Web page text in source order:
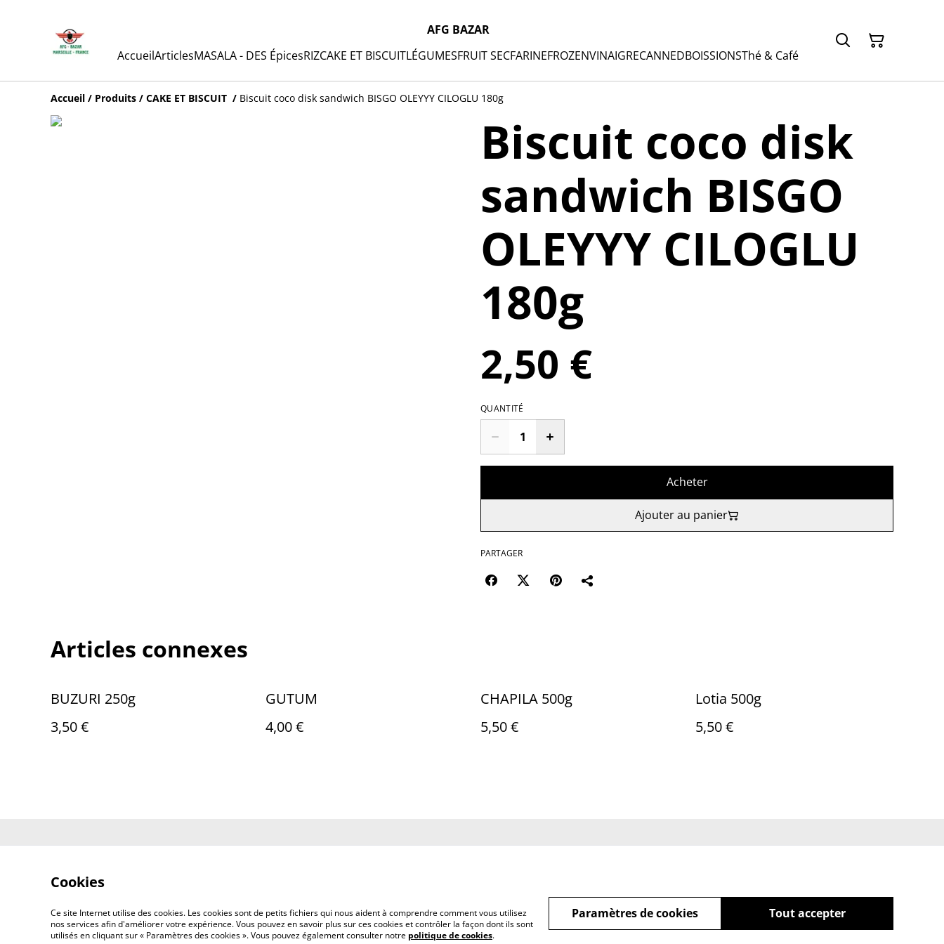
AFG BAZAR
AccueilArticlesMASALA - DES ÉpicesRIZCAKE ET BISCUITLÉGUMESFRUIT SECFARINEFROZENVINAIGRECANNEDBOISSIONSThé & Café
Accueil / Produits / CAKE ET BISCUIT / Biscuit coco disk sandwich BISGO OLEYYY CILOGLU 180g
Biscuit coco disk
sandwich BISGO
OLEYYY CILOGLU
180g
2,50 €
QUANTITÉ
Acheter
Ajouter au panier
PARTAGER
Articles connexes
BUZURI 250g
3,50 €
GUTUM
4,00 €
CHAPILA 500g
5,50 €
Lotia 500g
5,50 €
Cookies
Ce site Internet utilise des cookies. Les cookies sont de petits fichiers qui nous aident à comprendre comment vous utilisez
nos services afin d'améliorer votre expérience. Vous pouvez en savoir plus sur ces cookies et contrôler la façon dont ils sont
utilisés en cliquant sur « Paramètres des cookies ». Vous pouvez également consulter notre politique de cookies.
Tout accepter
Paramètres de cookies